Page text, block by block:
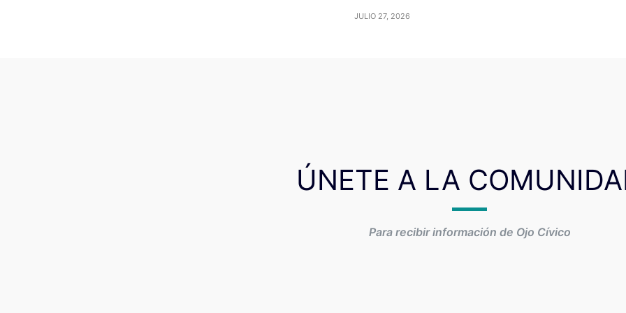
JULIO 27, 2026
ÚNETE A LA
Para recibir información de Ojo Cívico